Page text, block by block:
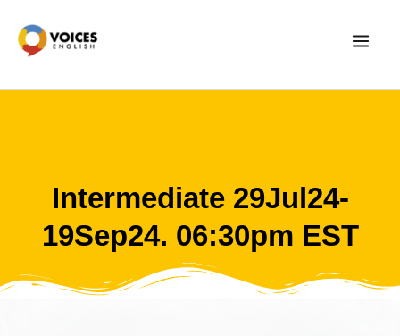
content
Intermediate 29Jul24-
19Sep24. 06:30pm EST